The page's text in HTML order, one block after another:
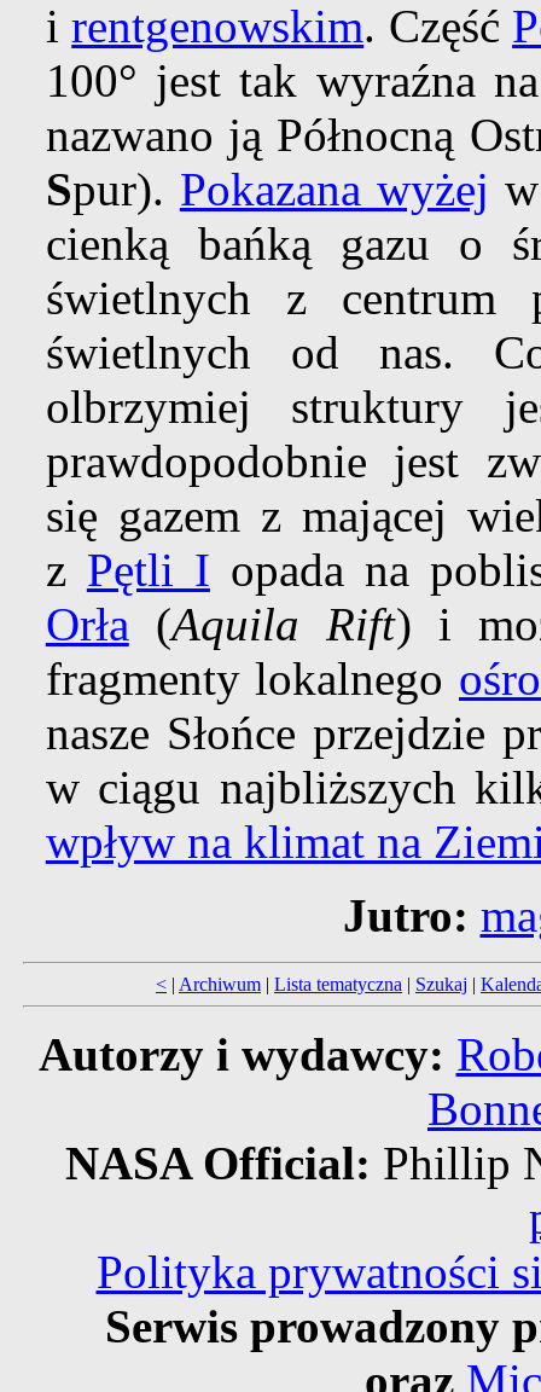
irentgenowskim. Część
100° jest tak wyraźna
nazwano ją Północną
Spur). Pokazana wyżej
cienką bańką gazu o
świetlnych z centrum
świetlnych od nas.
olbrzymiej struktury
prawdopodobnie jest
się gazem z mającej
z Pętli I opada na
Orła (Aquila Rift) i
fragmenty lokalnego
nasze Słońce przejdzie
w ciągu najbliższych
wpływ na klimat na
Jutro:
< | Archiwum | Lista tematyczna | Szukaj |
Autorzy i wydawcy:
NASA Official: Phillip
Polityka prywatności
Serwis prowadzony
oraz